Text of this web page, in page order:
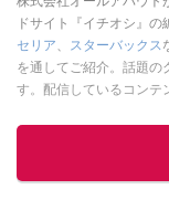
ドサイト『イチオシ』の
セリア
スターバックス
を通してご紹介。話題の
す。配信しているコンテ
ニュースでフォロー